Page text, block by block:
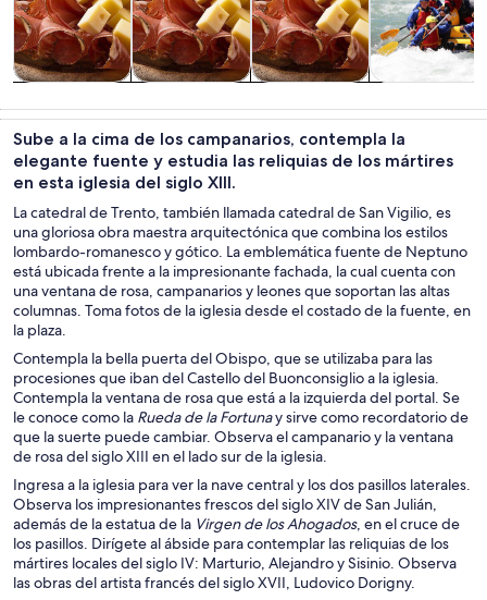
excursiones de
un día
historia
y
personalizados
acuáticas
Sube a la cima de los campanarios, contempla la
elegante fuente y estudia las reliquias de los mártires
en esta iglesia del siglo XIII.
La catedral de Trento, también llamada catedral de San Vigilio, es
una gloriosa obra maestra arquitectónica que combina los estilos
lombardo-romanesco y gótico. La emblemática fuente de Neptuno
está ubicada frente a la impresionante fachada, la cual cuenta con
una ventana de rosa, campanarios y leones que soportan las altas
columnas. Toma fotos de la iglesia desde el costado de la fuente, en
la plaza.
Contempla la bella puerta del Obispo, que se utilizaba para las
procesiones que iban del Castello del Buonconsiglio a la iglesia.
Contempla la ventana de rosa que está a la izquierda del portal. Se
le conoce como la Rueda de la Fortunay sirve como recordatorio de
que la suerte puede cambiar. Observa el campanario y la ventana
de rosa del siglo XIII en el lado sur de la iglesia.
Ingresa a la iglesia para ver la nave central y los dos pasillos laterales.
Observa los impresionantes frescos del siglo XIV de San Julián,
además de la estatua de la Virgen de los Ahogados, en el cruce de
los pasillos. Dirígete al ábside para contemplar las reliquias de los
mártires locales del siglo IV: Marturio, Alejandro y Sisinio. Observa
las obras del artista francés del siglo XVII, Ludovico Dorigny.